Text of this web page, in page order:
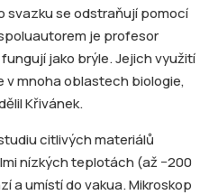
svazku se odstraňují pomocí
je profesor
jako brýle. Jejich využití
v mnoha oblastech biologie,
Křivánek.
citlivých materiálů
nízkých teplotách (až −200
a umístí do vakua. Mikroskop